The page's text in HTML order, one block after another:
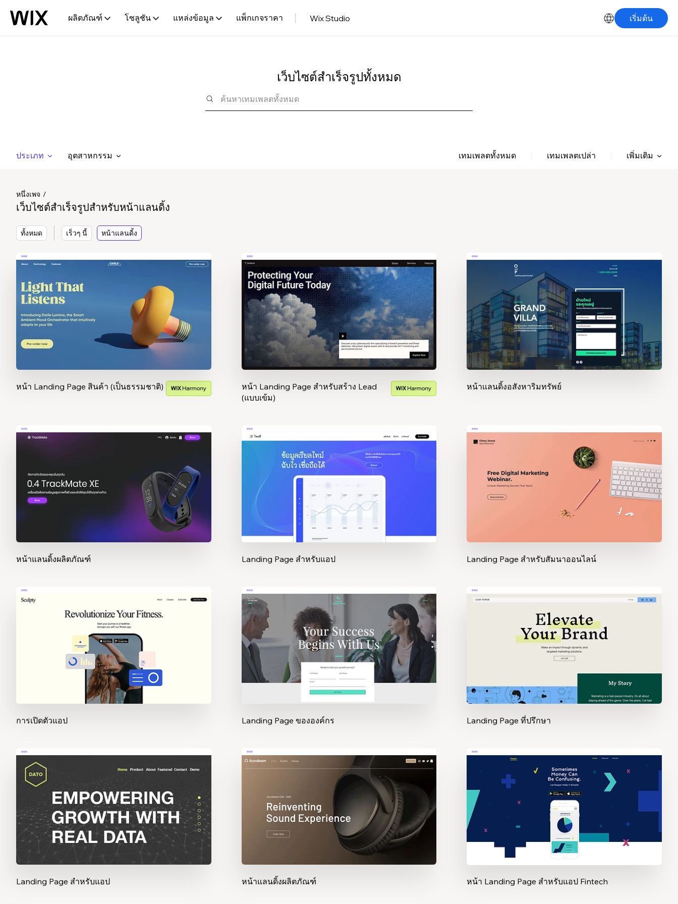
ผลิตภัณฑ์ โซลูชัน แหล่งข้อมูล แพ็กเกจราคา Wix Studio เริ่มต้น
เว็บไซต์สำเร็จรูปทั้งหมด
ประเภท อุตสาหกรรม เทมเพลตทั้งหมด เทมเพลตเปล่า เพิ่มเติม
หนึ่งเพจ
เว็บไซต์สำเร็จรูปสำหรับหน้าแลนดิ้ง
ทั้งหมด เร็วๆ นี้ หน้าแลนดิ้ง
หน้า Landing Page สินค้า (เป็นธรรมชาติ)
หน้า Landing Page สำหรับสร้าง Lead
(แบบเข้ม)
หน้าแลนดิ้งอสังหาริมทรัพย์
หน้าแลนดิ้งผลิตภัณฑ์ Landing Page สำหรับแอป Landing Page สำหรับสัมนาออนไลน์
การเปิดตัวแอป Landing Page ขององค์กร Landing Page ที่ปรึกษา
Landing Page สำหรับแอป หน้าแลนดิ้งผลิตภัณฑ์ หน้า Landing Page สำหรับแอป Fintech